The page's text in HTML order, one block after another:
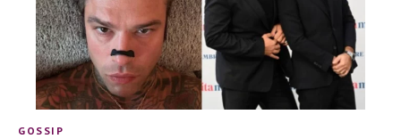
GOSSIP